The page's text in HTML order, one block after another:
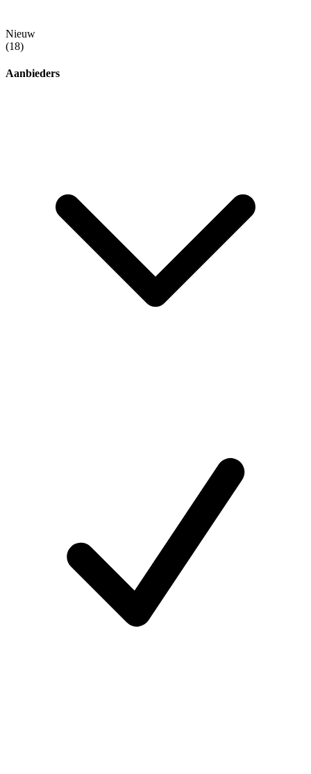
Nieuw
(18)
Aanbieders